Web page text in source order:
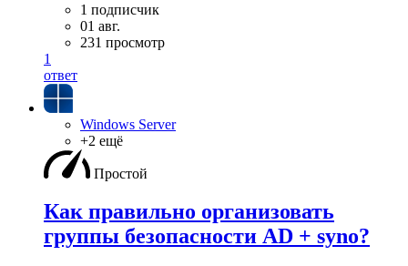
1 подписчик
01 авг.
231 просмотр
1
ответ
Windows Server
+2 ещё
Простой
Как правильно организовать
группы безопасности AD + syno?